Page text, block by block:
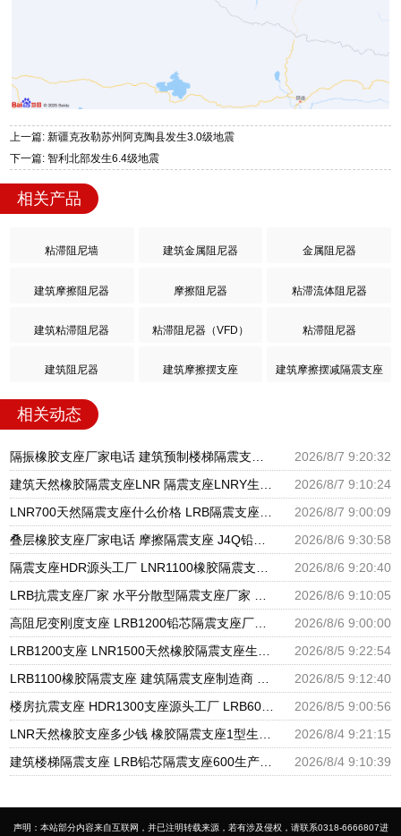
上一篇: 新疆克孜勒苏州阿克陶县发生3.0级地震
下一篇: 智利北部发生6.4级地震
相关产品
粘滞阻尼墙 建筑金属阻尼器 金属阻尼器
建筑摩擦阻尼器 摩擦阻尼器 粘滞流体阻尼器
建筑粘滞阻尼器 粘滞阻尼器（VFD） 粘滞阻尼器
建筑阻尼器 建筑摩擦摆支座 建筑摩擦摆减隔震支座
相关动态
隔振橡胶支座厂家电话 建筑预制楼梯隔震支座源头工厂 LNR800天然隔震支座多少钱
2026/8/7 9:20:32
建筑天然橡胶隔震支座LNR 隔震支座LNRY生产厂家 高阻尼HDR橡胶隔震支座厂家
2026/8/7 9:10:24
LNR700天然隔震支座什么价格 LRB隔震支座800(II型)源头工厂 建筑减震支座生产厂家
2026/8/7 9:00:09
叠层橡胶支座厂家电话 摩擦隔震支座 J4Q铅芯橡胶隔震支座厂家
2026/8/6 9:30:58
隔震支座HDR源头工厂 LNR1100橡胶隔震支座生产加工 橡胶隔震支座哪里便宜
2026/8/6 9:20:40
LRB抗震支座厂家 水平分散型隔震支座厂家 建筑隔震支座橡胶隔震支座
2026/8/6 9:10:05
高阻尼变刚度支座 LRB1200铅芯隔震支座厂家电话 LNR600建筑隔震支座厂家电话
2026/8/6 9:00:00
LRB1200支座 LNR1500天然橡胶隔震支座生产厂家 LRB900铅芯隔震支座多少钱
2026/8/5 9:22:54
LRB1100橡胶隔震支座 建筑隔震支座制造商 天然橡胶隔震支座LNR900厂家
2026/8/5 9:12:40
楼房抗震支座 HDR1300支座源头工厂 LRB600的隔震支座生产厂家
2026/8/5 9:00:56
LNR天然橡胶支座多少钱 橡胶隔震支座1型生产厂家 建筑楼梯减震支座生产厂家
2026/8/4 9:21:15
建筑楼梯隔震支座 LRB铅芯隔震支座600生产厂家 建筑圆形铅芯橡胶隔震支座源头工厂
2026/8/4 9:10:39
声明：本站部分内容来自互联网，并已注明转载来源，若有涉及侵权，请联系0318-6666807进